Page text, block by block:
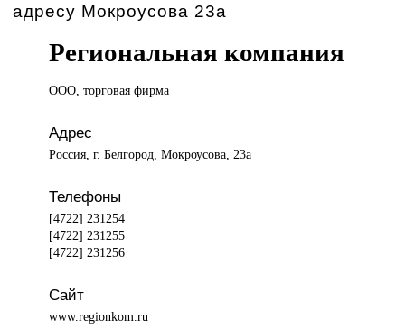
адресу Мокроусова 23а
Региональная компания
ООО, торговаяфирма
Адрес
Россия, г. Белгород, Мокроусова, 23а
Телефоны
[4722] 231254
[4722] 231255
[4722] 231256
Сайт
www.regionkom.ru